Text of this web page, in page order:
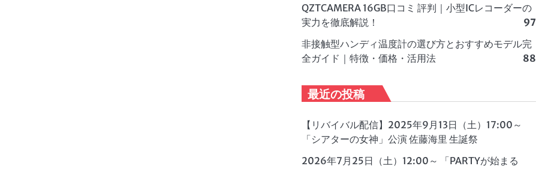
QZTCAMERA 16GB口コミ 評判｜小型ICレコーダーの
実力を徹底解説！
97
非接触型ハンディ温度計の選び方とおすすめモデル完
全ガイド｜特徴・価格・活用法
88
最近の投稿
【リバイバル配信】2025年9月13日（土）17:00～
「シアターの女神」公演 佐藤海里 生誕祭
2026年7月25日（土）12:00～ 「PARTYが始まる